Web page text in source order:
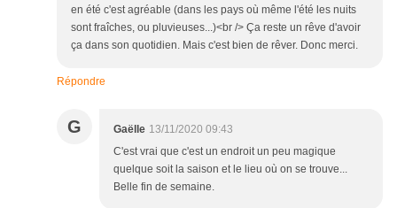
en été c'est agréable (dans les pays où même l'été les nuits
sont fraîches, ou pluvieuses...)<br /> Ça reste un rêve d'avoir
ça dans son quotidien. Mais c'est bien de rêver. Donc merci.
Répondre
G Gaëlle 13/11/2020 09:43
C'est vrai que c'est un endroit un peu magique
quelque soit la saison et le lieu où on se trouve...
Belle fin de semaine.